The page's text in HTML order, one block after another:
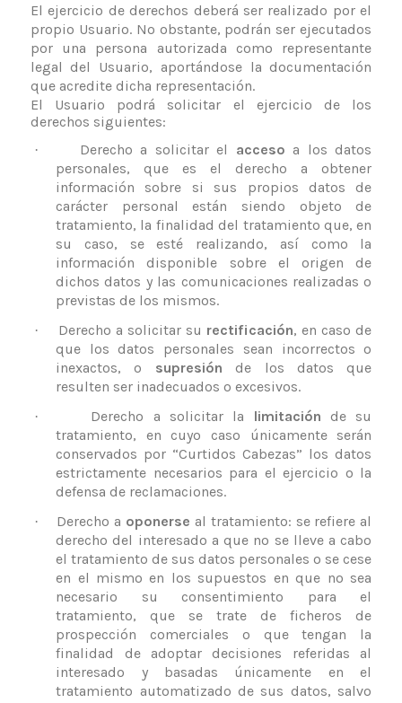
El ejercicio de derechos deberá ser realizado por el
propio Usuario. No obstante, podrán ser ejecutados
por una persona autorizada como representante
legal del Usuario, aportándose la documentación
que acredite dicha representación.
El Usuario podrá solicitar el ejercicio de los
derechos siguientes:
· Derecho a solicitar el acceso a los datos
personales, que es el derecho a obtener
información sobre si sus propios datos de
carácter personal están siendo objeto de
tratamiento, la finalidad del tratamiento que, en
su caso, se esté realizando, así como la
información disponible sobre el origen de
dichos datos y las comunicaciones realizadas o
previstas de los mismos.
· Derecho a solicitar su rectificación, en caso de
que los datos personales sean incorrectos o
inexactos, o supresión de los datos que
resulten ser inadecuados o excesivos.
· Derecho a solicitar la limitación de su
tratamiento, en cuyo caso únicamente serán
conservados por “Curtidos Cabezas” los datos
estrictamente necesarios para el ejercicio o la
defensa de reclamaciones.
· Derecho a oponerse al tratamiento: se refiere al
derecho del interesado a que no se lleve a cabo
el tratamiento de sus datos personales o se cese
en el mismo en los supuestos en que no sea
necesario su consentimiento para el
tratamiento, que se trate de ficheros de
prospección comerciales o que tengan la
finalidad de adoptar decisiones referidas al
interesado y basadas únicamente en el
tratamiento automatizado de sus datos, salvo